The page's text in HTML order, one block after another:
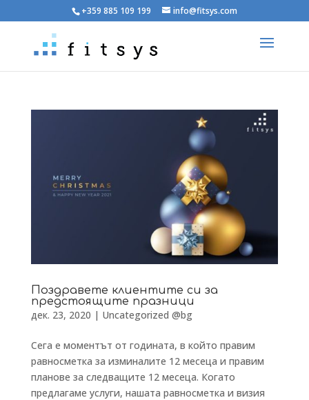
+359 885 109 199 info@fitsys.com
Поздравете клиентите си за
предстоящите празници
дек. 23, 2020 | Uncategorized @bg
Сега е моментът от годината, в който правим
равносметка за изминалите 12 месеца и правим
планове за следващите 12 месеца. Когато
предлагаме услуги, нашата равносметка и визия